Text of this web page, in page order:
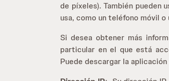
de píxeles). También pueden
usa, como un teléfono móvil
Si desea obtener más
particular en el que está
Puede descargar la